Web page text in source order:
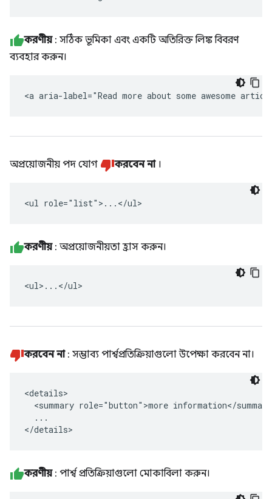
করণীয়: সঠিক ভূমিকা এবং একটি অতিরিক্ত লিঙ্ক বিবরণ
ব্যবহার করুন।
<a aria-label="Read more about some awesome
অপ্রয়োজনীয় পদ যোগ করবেন না।
<ul role="list">...</ul>
করণীয়: অপ্রয়োজনীয়তা হ্রাস করুন।
<ul>...</ul>
করবেন না: সম্ভাব্য পার্শ্বপ্রতিক্রিয়াগুলো উপেক্ষা করবেন না।
<details>
<summary role="button">more information</
  ...
</details>
করণীয়: পার্শ্ব প্রতিক্রিয়াগুলো মোকাবিলা করুন।